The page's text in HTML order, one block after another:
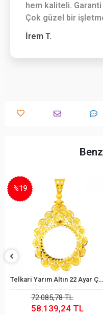
hem kaliteli.
Çok güzel bir
İrem T.
Ekle
Telkari Yarım Altın 22 Ayar Çerçeve
TL